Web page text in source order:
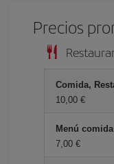
Precios
Comida,
10,00 €
Menú
7,00 €